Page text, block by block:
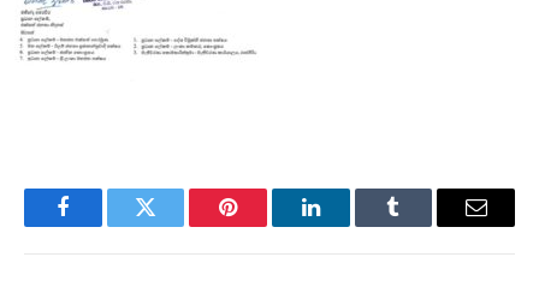
FacebookTwitter Pinterest LinkedInTumblr Email